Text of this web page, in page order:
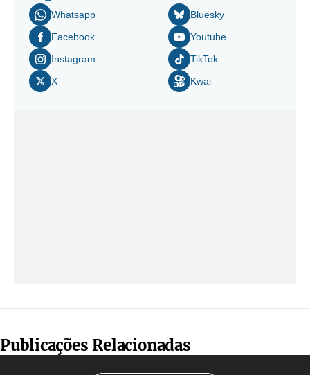
Whatsapp
Facebook
Instagram
X
Bluesky
Youtube
TikTok
Kwai
Publicações Relacionadas